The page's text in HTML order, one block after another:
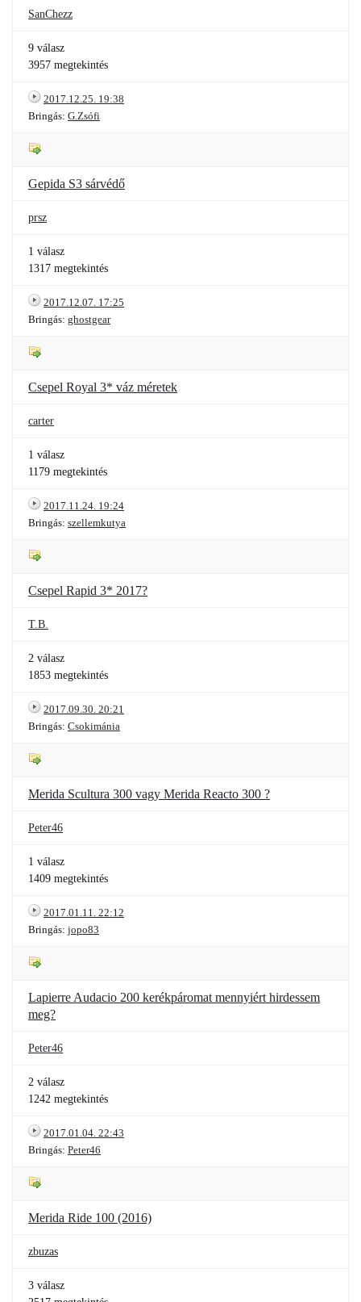
SanChezz
9 válasz
3957 megtekintés
2017.12.25. 19:38
Bringás: G.Zsófi
Gepida S3 sárvédő
prsz
1 válasz
1317 megtekintés
2017.12.07. 17:25
Bringás: ghostgear
Csepel Royal 3* váz méretek
carter
1 válasz
1179 megtekintés
2017.11.24. 19:24
Bringás: szellemkutya
Csepel Rapid 3* 2017?
T.B.
2 válasz
1853 megtekintés
2017.09.30. 20:21
Bringás: Csokimánia
Merida Scultura 300 vagy Merida Reacto 300 ?
Peter46
1 válasz
1409 megtekintés
2017.01.11. 22:12
Bringás: jopo83
Lapierre Audacio 200 kerékpáromat mennyiért hirdessem
meg?
Peter46
2 válasz
1242 megtekintés
2017.01.04. 22:43
Bringás: Peter46
Merida Ride 100 (2016)
zbuzas
3 válasz